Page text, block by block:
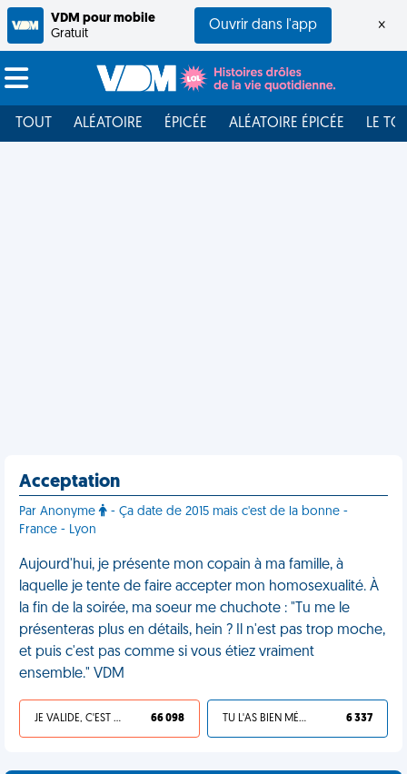
VDM pour mobile
Gratuit
Ouvrir dans l'app ×
TOUT ALÉATOIRE ÉPICÉE ALÉATOIRE ÉPICÉE LE
Acceptation
Par Anonyme
- Ça date de 2015 mais c'est de la bonne -
France - Lyon
Aujourd'hui, je présente mon copain à ma famille, à
laquelle je tente de faire accepter mon homosexualité. À
la fin de la soirée, ma soeur me chuchote : "Tu me le
présenteras plus en détails, hein ? Il n'est pas trop moche,
et puis c'est pas comme si vous étiez vraiment
ensemble." VDM
JE VALIDE, C'EST UNE VDM 66 098 TU L'AS BIEN MÉRITÉ 6 337